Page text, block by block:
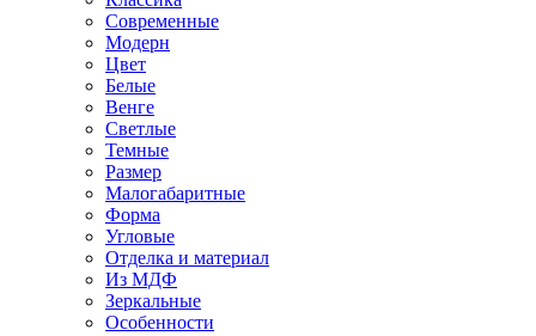
Современные
Модерн
Цвет
Белые
Венге
Светлые
Темные
Размер
Малогабаритные
Форма
Угловые
Отделка и материал
Из МДФ
Зеркальные
Особенности